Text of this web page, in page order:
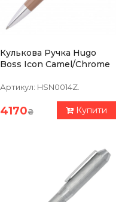
Кулькова Ручка Hugo
Boss Icon Camel/Chrome
Артикул: HSN0014Z.
4170₴ Купити